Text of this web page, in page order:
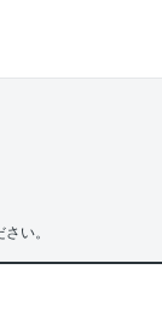
い。